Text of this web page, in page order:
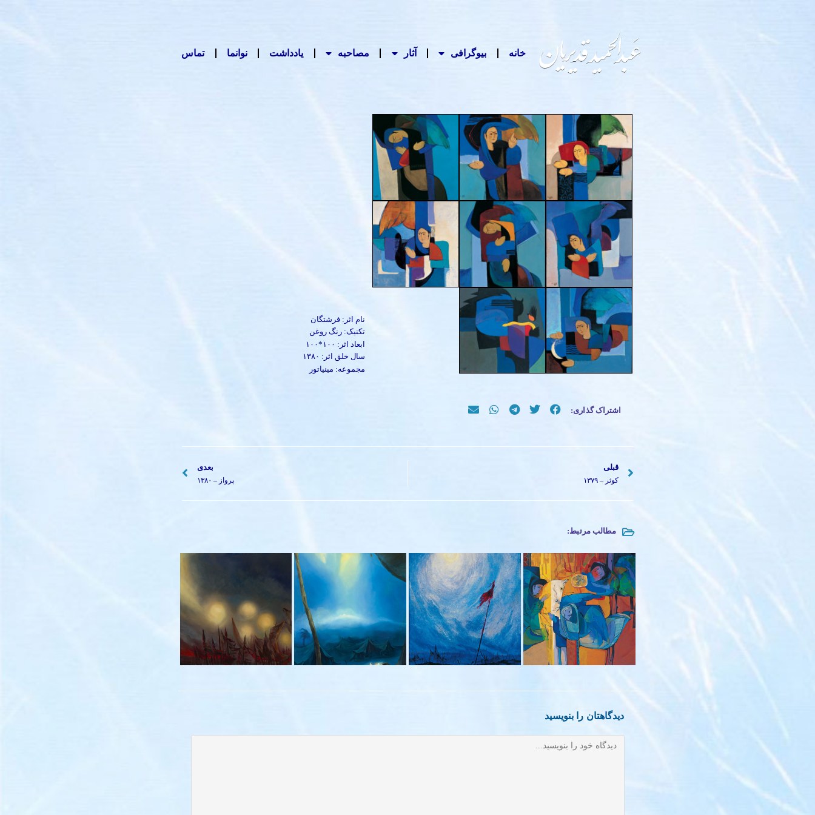
خانه بیوگرافی آثار مصاحبه‌ یادداشت‌ نوانما تماس
نام اثر: فرشتگان
تکنیک: رنگ روغن
ابعاد اثر: ۱۰۰*۱۰۰
سال خلق اثر: ۱۳۸۰
مجموعه: مینیاتور
اشتراک گذاری:
قبلی
کوثر – ۱۳۷۹
بعدی
پرواز – ۱۳۸۰
مطالب مرتبط:
مرکب عشق –
۱۳۸۱
نور عاشورایی –
۱۳۸۹
کوچکترین سرباز
– ۱۳۹۴ – ۱۳۹۸ آیه عجیب – ۱۳۹۰
دیدگاهتان را بنویسید